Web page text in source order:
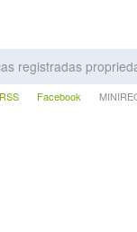
registradas
RSS Facebook